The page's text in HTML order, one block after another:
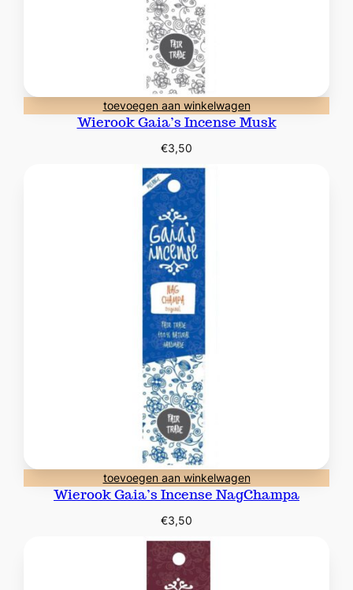
toevoegen aan winkelwagen
Wierook Gaia’s Incense Musk
€3,50
toevoegen aan winkelwagen
Wierook Gaia’s Incense NagChampa
€3,50